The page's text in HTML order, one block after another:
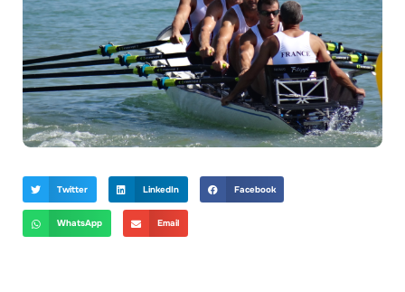
Twitter LinkedIn Facebook
WhatsApp Email